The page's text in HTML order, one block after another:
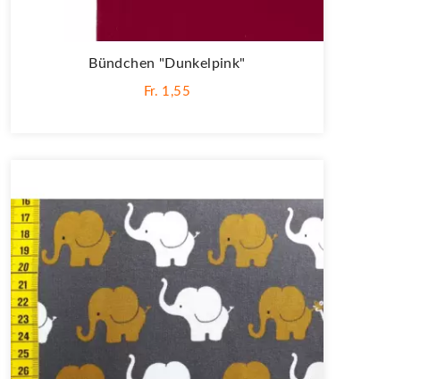
Bündchen "Dunkelpink"
Fr. 1,55